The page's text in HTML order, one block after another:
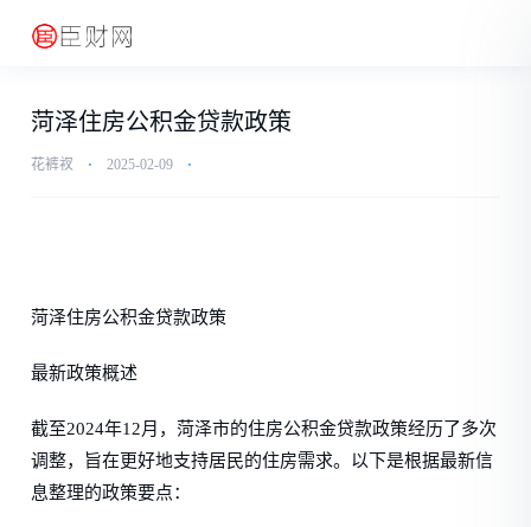
菏泽住房公积金贷款政策
花裤衩 ⋅ 2025-02-09 ⋅
菏泽住房公积金贷款政策
最新政策概述
截至2024年12月，菏泽市的住房公积金贷款政策经历了多次
调整，旨在更好地支持居民的住房需求。以下是根据最新信
息整理的政策要点：